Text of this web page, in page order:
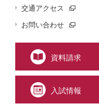
交通アクセス
お問い合わせ
資料請求
入試情報